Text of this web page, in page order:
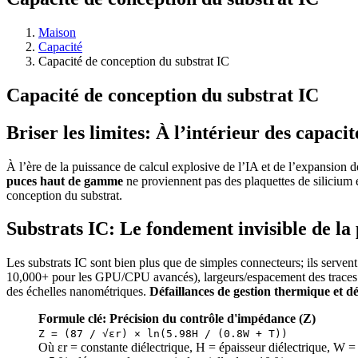
Maison
Capacité
Capacité de conception du substrat IC
Capacité de conception du substrat IC
Briser les limites: À l’intérieur des
À l’ère de la puissance de calcul explosive de l’IA et de
puces haut de gamme ne proviennent pas des plaquettes de
conception du substrat.
Substrats IC: Le fondement invisible de la
Les substrats IC sont bien plus que de simples connecteurs; ils
10,000+ pour les GPU/CPU avancés), largeurs/espacement des
des échelles nanométriques. Défaillances de gestion thermique et
Formule clé: Précision du contrôle d'impédance (Z)
Z = (87 / √εr) × ln(5.98H / (0.8W + T))
Où εr = constante diélectrique, H = épaisseur diélectrique, W